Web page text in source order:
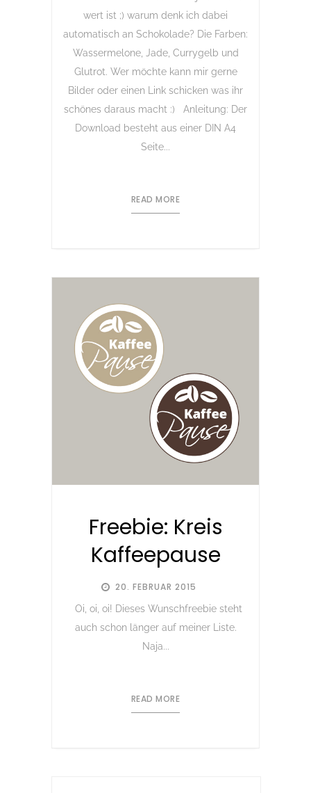
wert ist ;) warum denk ich dabei
automatisch an Schokolade? Die Farben:
Wassermelone, Jade, Currygelb und
Glutrot. Wer möchte kann mir gerne
Bilder oder einen Link schicken was ihr
schönes daraus macht :) Anleitung: Der
Download besteht aus einer DIN A4
Seite...
READ MORE
20. FEBRUAR 2015
Freebie: Kreis
Kaffeepause
Oi, oi, oi! Dieses Wunschfreebie steht
auch schon länger auf meiner Liste.
Naja...
READ MORE